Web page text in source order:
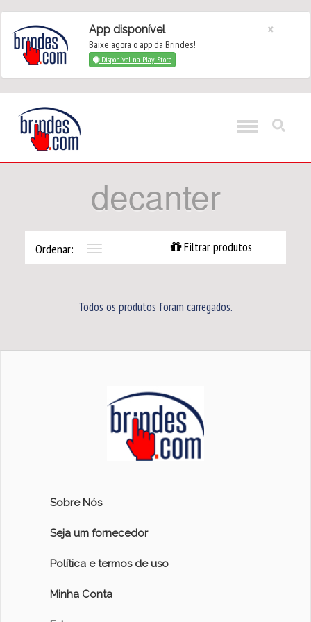
App disponível
Baixe agora o app da Brindes!
Disponível na Play Store
×
decanter
Ordenar:
Toggle
navigation
Filtrar produtos
Todos os produtos foram carregados.
Sobre Nós
Seja um fornecedor
Política e termos de uso
Minha Conta